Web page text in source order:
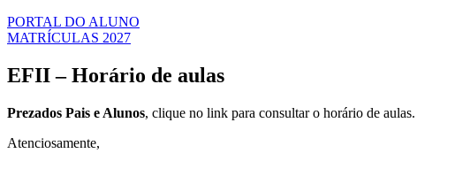
PORTAL DO ALUNO
MATRÍCULAS 2027
EFII – Horário de aulas
Prezados Pais e Alunos, clique no link para consultar o horário de aulas.
Atenciosamente,